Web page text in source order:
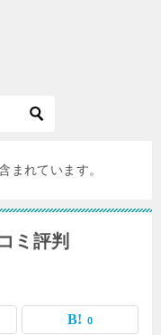
まれています。
ミ評判
0